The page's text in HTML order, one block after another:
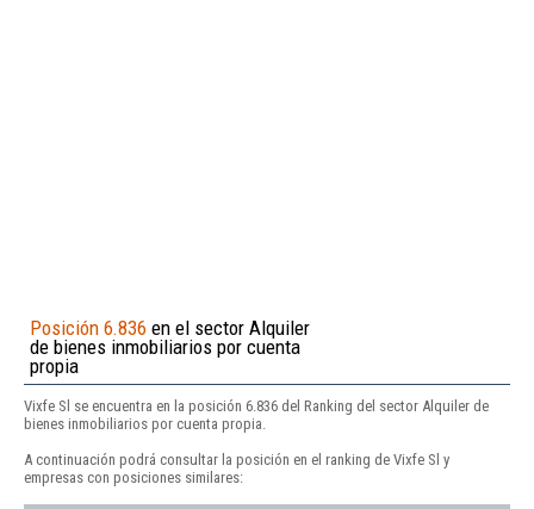
Posición 6.836 en el sector Alquiler
de bienes inmobiliarios por cuenta
propia
Vixfe Sl se encuentra en la posición 6.836 del Ranking del sector Alquiler de
bienes inmobiliarios por cuenta propia.
A continuación podrá consultar la posición en el ranking de Vixfe Sl y
empresas con posiciones similares: